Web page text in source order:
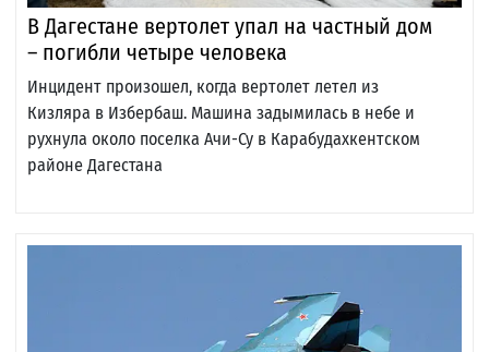
В Дагестане вертолет упал на частный дом
– погибли четыре человека
Инцидент произошел, когда вертолет летел из
Кизляра в Избербаш. Машина задымилась в небе и
рухнула около поселка Ачи-Су в Карабудахкентском
районе Дагестана